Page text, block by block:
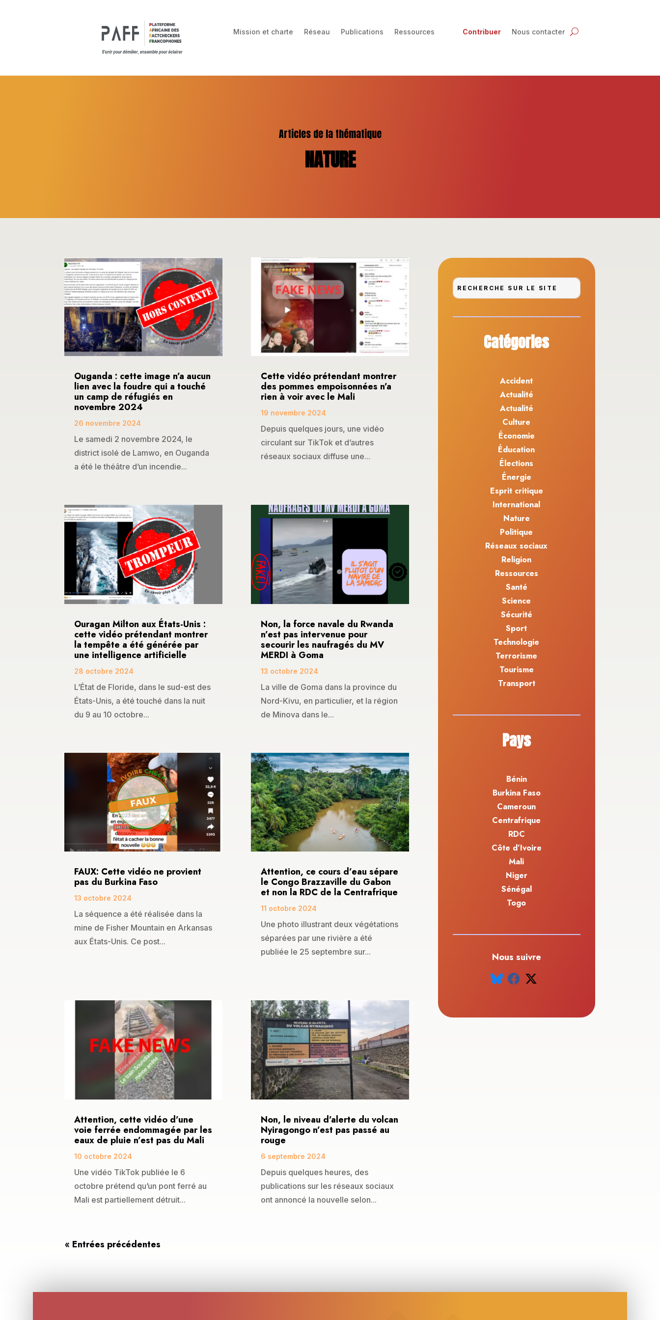
Mission et charte Réseau Publications Ressources Contribuer Nous contacter
Articles de la thématique
NATURE
Ouganda : cette image n’a aucun
lien avec la foudre qui a touché
un camp de réfugiés en
novembre 2024
26 novembre 2024
Le samedi 2 novembre 2024, le
district isolé de Lamwo, en Ouganda
a été le théâtre d’un incendie...
Ouragan Milton aux États-Unis :
cette vidéo prétendant montrer
la tempête a été générée par
une intelligence artificielle
28 octobre 2024
L’État de Floride, dans le sud-est des
États-Unis, a été touché dans la nuit
du 9 au 10 octobre...
FAUX: Cette vidéo ne provient
pas du Burkina Faso
13 octobre 2024
La séquence a été réalisée dans la
mine de Fisher Mountain en Arkansas
aux États-Unis. Ce post...
Attention, cette vidéo d’une
voie ferrée endommagée par les
eaux de pluie n’est pas du Mali
10 octobre 2024
Une vidéo TikTok publiée le 6
octobre prétend qu’un pont ferré au
Mali est partiellement détruit...
Cette vidéo prétendant montrer
des pommes empoisonnées n’a
rien à voir avec le Mali
19 novembre 2024
Depuis quelques jours, une vidéo
circulant sur TikTok et d’autres
réseaux sociaux diffuse une...
Non, la force navale du Rwanda
n’est pas intervenue pour
secourir les naufragés du MV
MERDI à Goma
13 octobre 2024
La ville de Goma dans la province du
Nord-Kivu, en particulier, et la région
de Minova dans le...
Attention, ce cours d’eau sépare
le Congo Brazzaville du Gabon
et non la RDC de la Centrafrique
11 octobre 2024
Une photo illustrant deux végétations
séparées par une rivière a été
publiée le 25 septembre sur...
Non, le niveau d’alerte du volcan
Nyiragongo n’est pas passé au
rouge
6 septembre 2024
Depuis quelques heures, des
publications sur les réseaux sociaux
ont annoncé la nouvelle selon...
« Entrées précédentes
Catégories
Accident
Actualité
Actualité
Culture
Économie
Éducation
Élections
Énergie
Esprit critique
International
Nature
Politique
Réseaux sociaux
Religion
Ressources
Santé
Science
Sécurité
Sport
Technologie
Terrorisme
Tourisme
Transport
Pays
Bénin
Burkina Faso
Cameroun
Centrafrique
RDC
Côte d’Ivoire
Mali
Niger
Sénégal
Togo
Nous suivre